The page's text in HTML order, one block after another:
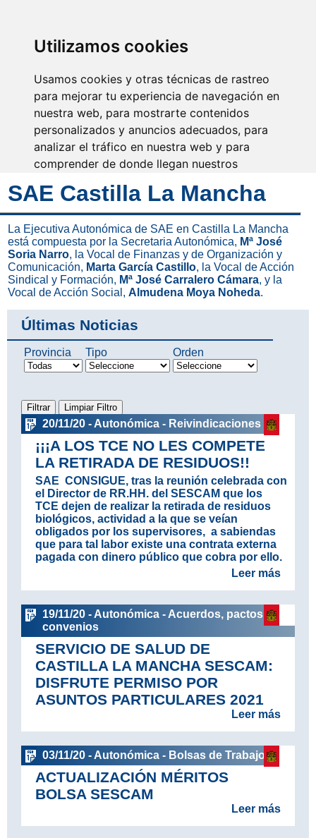
Utilizamos cookies
Usamos cookies y otras técnicas de rastreo
para mejorar tu experiencia de navegación en
nuestra web, para mostrarte contenidos
personalizados y anuncios adecuados, para
analizar el tráfico en nuestra web y para
comprender de donde llegan nuestros
Aceptar
Rechazar
Configurar
Desde SAE te apoyamos e
informamos
SAE Castilla La Mancha
La Ejecutiva Autonómica de SAE en Castilla La Mancha
está compuesta por la Secretaria Autonómica, Mª José
Soria Narro, la Vocal de Finanzas y de Organización y
Comunicación, Marta García Castillo, la Vocal de Acción
Sindical y Formación, Mª José Carralero Cámara, y la
Vocal de Acción Social,Almudena Moya Noheda.
Últimas Noticias
Provincia Tipo Orden
20/11/20 - Autonómica - Reivindicaciones
¡¡¡A LOS TCE NO LES COMPETE
LA RETIRADA DE RESIDUOS!!
SAE CONSIGUE, tras la reunión celebrada con
el Director de RR.HH. del SESCAM que los
TCE dejen de realizar la retirada de residuos
biológicos, actividad a la que se veían
obligados por los supervisores, a sabiendas
que para tal labor existe una contrata externa
pagada con dinero público que cobra por ello.
Leer más
19/11/20 - Autonómica - Acuerdos, pactos y
convenios
SERVICIO DE SALUD DE
CASTILLA LA MANCHA SESCAM:
DISFRUTE PERMISO POR
ASUNTOS PARTICULARES 2021
Leer más
03/11/20 - Autonómica - Bolsas de Trabajo
ACTUALIZACIÓN MÉRITOS
BOLSA SESCAM
Leer más